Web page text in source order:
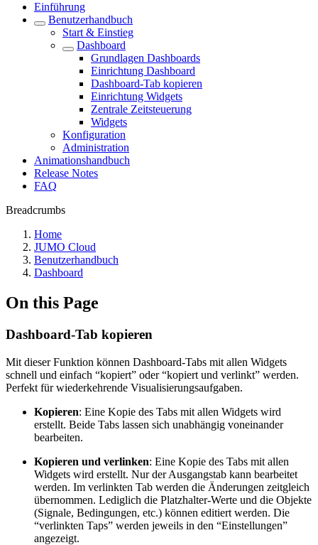
Einführung
Benutzerhandbuch
Start & Einstieg
Dashboard
Grundlagen Dashboards
Einrichtung Dashboard
Dashboard-Tab kopieren
Einrichtung Widgets
Zentrale Zeitsteuerung
Widgets
Konfiguration
Administration
Animationshandbuch
Release Notes
FAQ
Breadcrumbs
Home
JUMO Cloud
Benutzerhandbuch
Dashboard
On this Page
Dashboard-Tab kopieren
Mit dieser Funktion können Dashboard-Tabs mit allen Widgets
schnell und einfach “kopiert” oder “kopiert und verlinkt” werden.
Perfekt für wiederkehrende Visualisierungsaufgaben.
Kopieren: Eine Kopie des Tabs mit allen Widgets wird
erstellt. Beide Tabs lassen sich unabhängig voneinander
bearbeiten.
Kopieren und verlinken: Eine Kopie des Tabs mit allen
Widgets wird erstellt. Nur der Ausgangstab kann bearbeitet
werden. Im verlinkten Tab werden die Änderungen zeitgleich
übernommen. Lediglich die Platzhalter-Werte und die Objekte
(Signale, Bedingungen, etc.) können editiert werden. Die
“verlinkten Taps” werden jeweils in den “Einstellungen”
angezeigt.